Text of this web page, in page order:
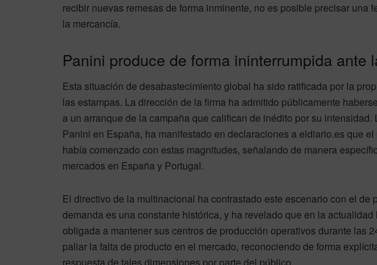
recibir nuevas remesas de forma inminente, no es posible precisar una
la mercancía.
Panini produce de forma ininterrumpida ante
Esta situación de desabastecimiento global ha sido ratificada por la
las estampas. La dirección de la firma ha admitido públicamente
a un arranque de la campaña que califican de inédito por su intensidad.
Panini en España, ha manifestado en declaraciones a eldiario.es que
había comenzado con estas magnitudes, señalando de manera
mercados en España y Portugal.
El directivo de la multinacional ha contrastado este escenario con el de
demanda es una constante histórica, y ha revelado que en la
obligada a mantener sus centros de producción operativos durante las
paliar la falta de producto en el mercado, reconociendo de forma
respuesta de tales dimensiones por parte del público.